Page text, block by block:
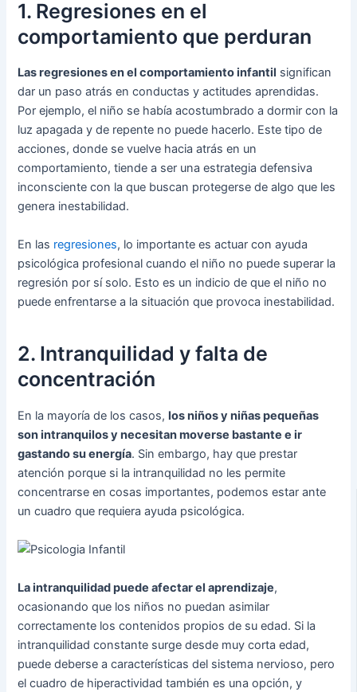
1. Regresiones en el
comportamiento que perduran
Las regresiones en el comportamiento infantil significan
dar un paso atrás en conductas y actitudes aprendidas.
Por ejemplo, el niño se había acostumbrado a dormir con la
luz apagada y de repente no puede hacerlo. Este tipo de
acciones, donde se vuelve hacia atrás en un
comportamiento, tiende a ser una estrategia defensiva
inconsciente con la que buscan protegerse de algo que les
genera inestabilidad.
En las regresiones, lo importante es actuar con ayuda
psicológica profesional cuando el niño no puede superar la
regresión por sí solo. Esto es un indicio de que el niño no
puede enfrentarse a la situación que provoca inestabilidad.
2. Intranquilidad y falta de
concentración
En la mayoría de los casos,los niños y niñas pequeñas
son intranquilos y necesitan moverse bastante e ir
gastando su energía. Sin embargo, hay que prestar
atención porque si la intranquilidad no les permite
concentrarse en cosas importantes, podemos estar ante
un cuadro que requiera ayuda psicológica.
La intranquilidad puede afectar el aprendizaje,
ocasionando que los niños no puedan asimilar
correctamente los contenidos propios de su edad. Si la
intranquilidad constante surge desde muy corta edad,
puede deberse a características del sistema nervioso, pero
el cuadro de hiperactividad también es una opción, y